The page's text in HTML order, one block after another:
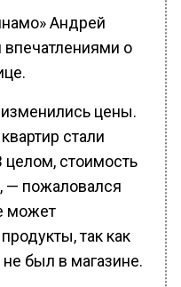
Андрей
о
цены.
стали
стоимость
— пожаловался
может
так как
был в магазине.